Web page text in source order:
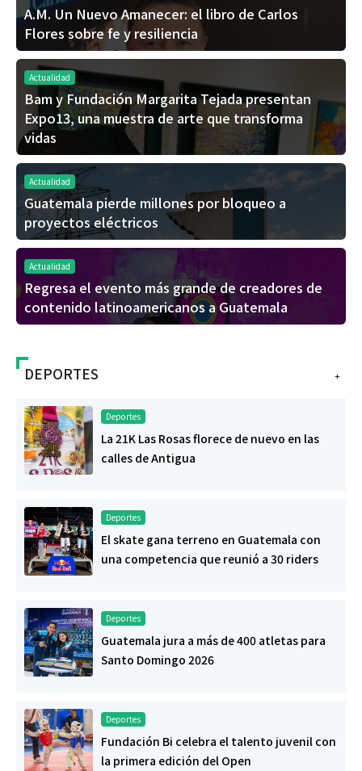
A.M. Un Nuevo Amanecer: el libro de Carlos
Flores sobre fe y resiliencia
Actualidad
Bam y Fundación Margarita Tejada presentan
Expo13, una muestra de arte que transforma
vidas
Actualidad
Guatemala pierde millones por bloqueo a
proyectos eléctricos
Actualidad
Regresa el evento más grande de creadores de
contenido latinoamericanos a Guatemala
+
DEPORTES
Deportes
La 21K Las Rosas florece de nuevo en las
calles de Antigua
Deportes
El skate gana terreno en Guatemala con
una competencia que reunió a 30 riders
Deportes
Guatemala jura a más de 400 atletas para
Santo Domingo 2026
Deportes
Fundación Bi celebra el talento juvenil con
la primera edición del Open